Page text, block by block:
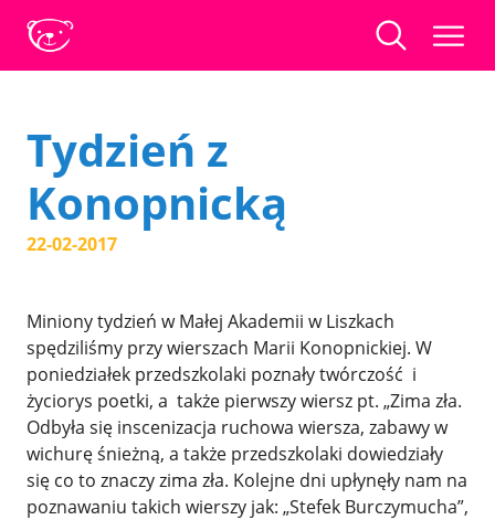
Tydzień z
Konopnicką
22-02-2017
Miniony tydzień w Małej Akademii w Liszkach
spędziliśmy przy wierszach Marii Konopnickiej. W
poniedziałek przedszkolaki poznały twórczość i
życiorys poetki, a także pierwszy wiersz pt. „Zima zła.
Odbyła się inscenizacja ruchowa wiersza, zabawy w
wichurę śnieżną, a także przedszkolaki dowiedziały
się co to znaczy zima zła. Kolejne dni upłynęły nam na
poznawaniu takich wierszy jak: „Stefek Burczymucha”,